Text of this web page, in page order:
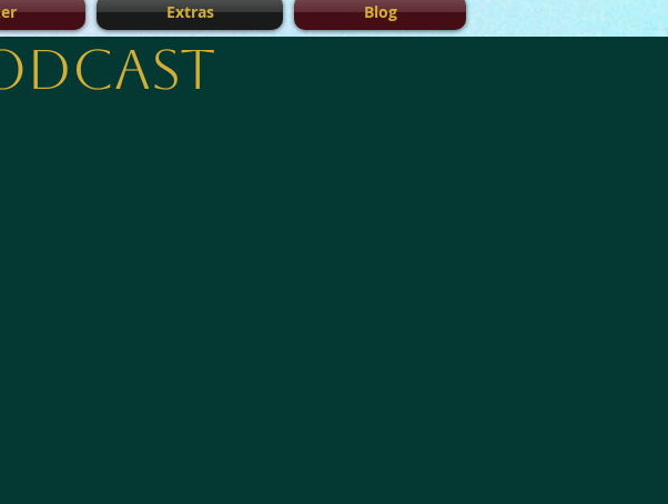
Extras Blog